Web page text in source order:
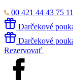
00 421 44 43 75
Darčekové
Darčekové
Rezervovať